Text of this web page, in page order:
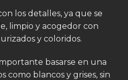
los detalles, ya que se
limpio y acogedor con
y coloridos.
basarse en una
como blancos y grises, sin